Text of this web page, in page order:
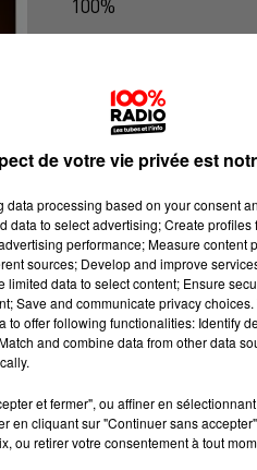
100%
de votre vie privée est
data processing based on your consent
data to select advertising; Create
performance; Measure content
sources; Develop and improve
data to select content; Ensure
Save and communicate privacy
to offer following functionalities: Identify
and combine data from other data
et fermer", ou affiner en
en cliquant sur "Continuer sans
ou retirer votre consentement à tout